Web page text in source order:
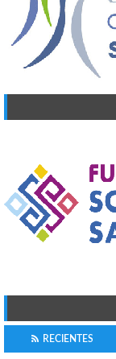
RECIENTES